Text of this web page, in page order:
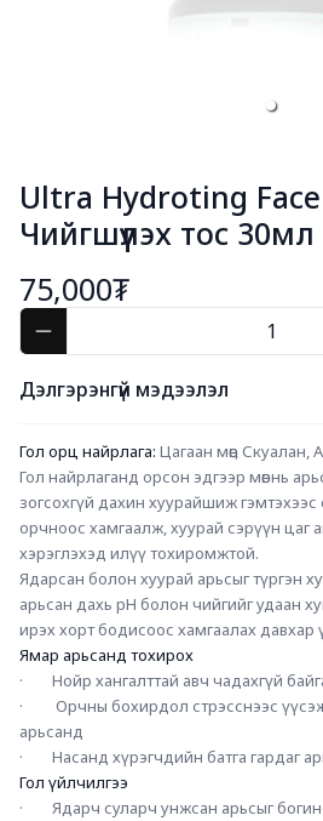
Ultra Hydroting
Чийгшүүлэх тос 30мл
75,000₮
Дэлгэрэнгүй мэдээлэл
Гол орц найрлага: Цагаан мөөг, Скуалан,
Гол найрлаганд орсон эдгээр мөөг нь
зогсохгүй дахин хуурайшиж гэмтэхээс
орчноос хамгаалж, хуурай сэрүүн цаг
хэрэглэхэд илүү тохиромжтой.
Ядарсан болон хуурай арьсыг түргэн
арьсан дахь pH болон чийгийг удаан
ирэх хорт бодисоос хамгаалах давхар
Ямар арьсанд тохирох
·        Нойр хангалттай авч чадахгүй
·         Орчны бохирдол стрэсснээс
арьсанд
·        Насанд хүрэгчдийн батга гардаг
Гол үйлчилгээ
·        Ядарч суларч унжсан арьсыг